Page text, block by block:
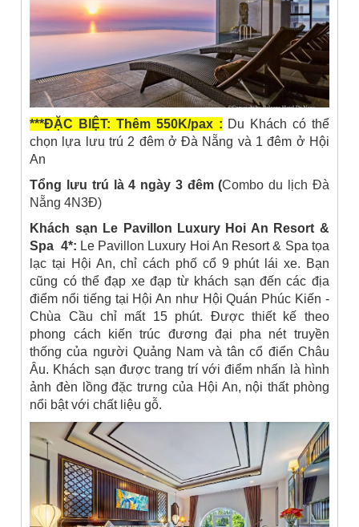
***ĐẶC BIỆT: Thêm 550K/pax : Du Khách có thể
chọn lựa lưu trú 2 đêm ở Đà Nẵng và 1 đêm ở Hội
An
Tổng lưu trú là 4 ngày 3 đêm (Combo du lịch Đà
Nẵng 4N3Đ)
Khách sạn Le Pavillon Luxury Hoi An Resort &
Spa 4*: Le Pavillon Luxury Hoi An Resort & Spa tọa
lạc tại Hội An, chỉ cách phố cổ 9 phút lái xe. Bạn
cũng có thể đạp xe đạp từ khách sạn đến các địa
điểm nổi tiếng tại Hội An như Hội Quán Phúc Kiến -
Chùa Cầu chỉ mất 15 phút. Được thiết kế theo
phong cách kiến trúc đương đại pha nét truyền
thống của người Quảng Nam và tân cổ điển Châu
Âu. Khách sạn được trang trí với điểm nhấn là hình
ảnh đèn lồng đặc trưng của Hội An, nội thất phòng
nổi bật với chất liệu gỗ.